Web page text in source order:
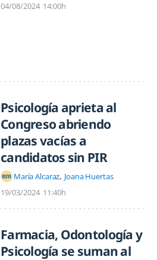
04/08/2024 14:00h
Psicología aprieta al
Congreso abriendo
plazas vacías a
candidatos sin PIR
María Alcaraz Joana Huertas
19/03/2024 11:40h
Farmacia, Odontología y
Psicología se suman al